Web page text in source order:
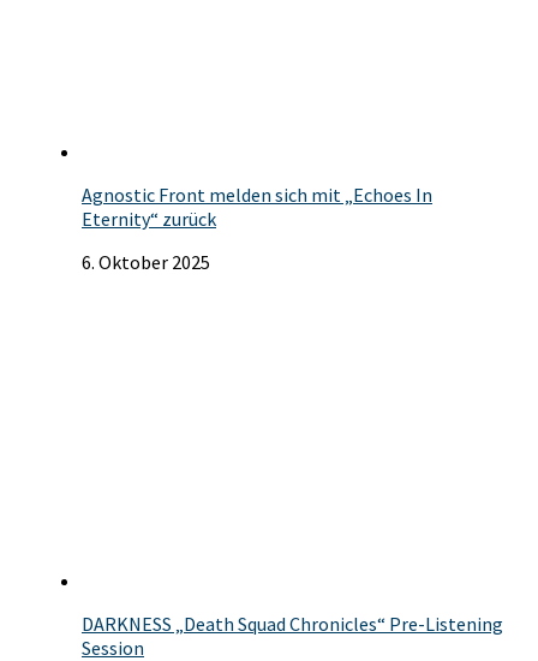
Agnostic Front melden sich mit „Echoes In
Eternity“ zurück
6. Oktober 2025
DARKNESS „Death Squad Chronicles“ Pre-Listening
Session